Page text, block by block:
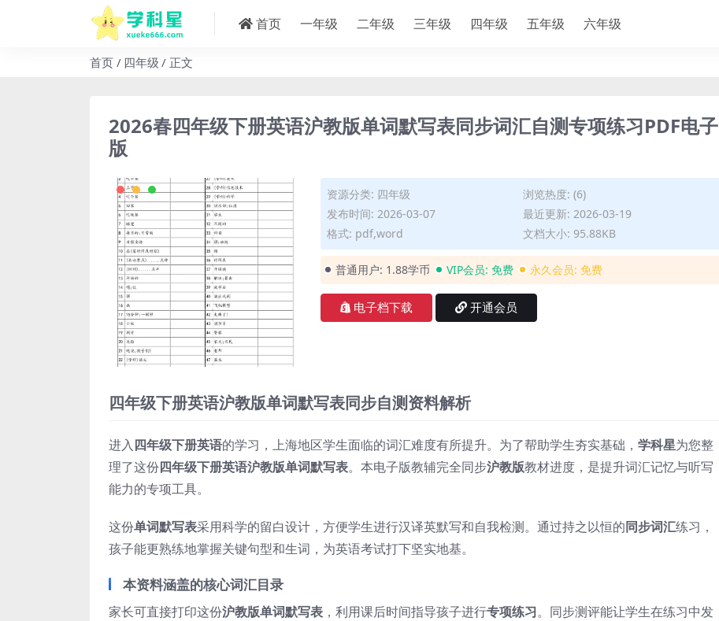
首页 一年级 二年级 三年级 四年级 五年级 六年级
首页 四年级 正文
2026春四年级下册英语沪教版单词默写表同步词汇自测专项练习PDF电子
版
资源分类: 四年级
浏览热度: (6)
发布时间: 2026-03-07
最近更新: 2026-03-19
格式: pdf,word
文档大小: 95.88KB
普通用户: 1.88学币 VIP会员: 免费 永久会员: 免费
电子档下载 开通会员
四年级下册英语沪教版单词默写表同步自测资料解析
进入四年级下册英语的学习，上海地区学生面临的词汇难度有所提升。为了帮助学生夯实基础， 学科星为您整
理了这份四年级下册英语沪教版单词默写表。本电子版教辅完全同步沪教版教材进度，是提升词汇记忆与听写
能力的专项工具。
这份单词默写表采用科学的留白设计，方便学生进行汉译英默写和自我检测。通过持之以恒的同步词汇练习，
孩子能更熟练地掌握关键句型和生词，为英语考试打下坚实地基。
本资料涵盖的核心词汇目录
家长可直接打印这份沪教版单词默写表 ，利用课后时间指导孩子进行专项练习。同步测评能让学生在练习中发